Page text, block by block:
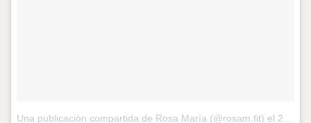
Una publicación compartida de Rosa María (@rosam.fit) el 29 de Dic de 2016 a la(s) 4:07 PST